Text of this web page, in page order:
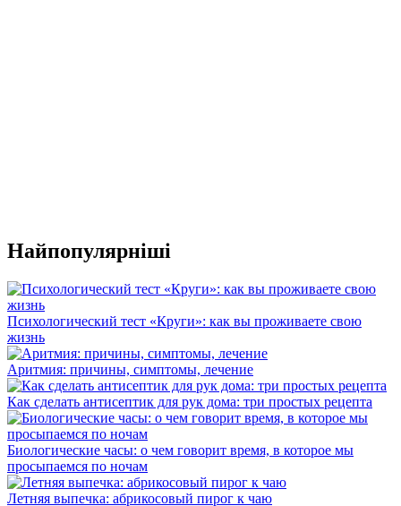
Найпопулярніші
Психологический тест «Круги»: как вы проживаете свою
жизнь
Аритмия: причины, симптомы, лечение
Как сделать антисептик для рук дома: три простых рецепта
Биологические часы: о чем говорит время, в которое мы
просыпаемся по ночам
Летняя выпечка: абрикосовый пирог к чаю